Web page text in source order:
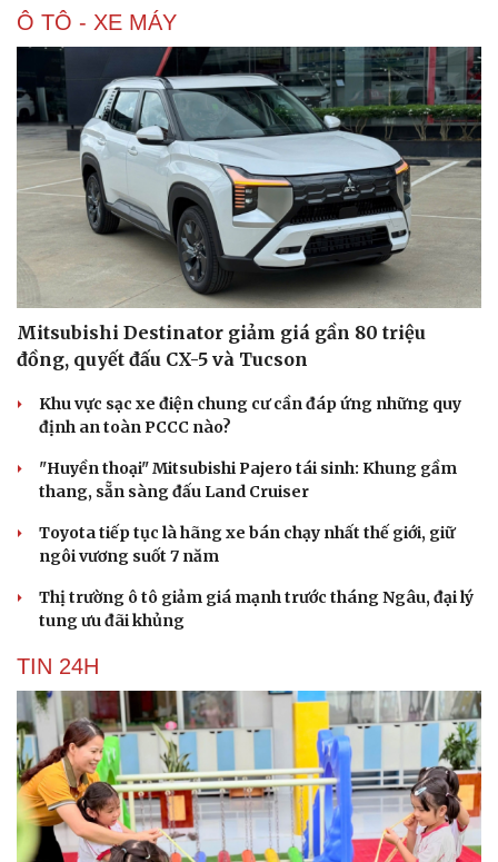
Ô TÔ - XE MÁY
Mitsubishi Destinator giảm giá gần 80 triệu
đồng, quyết đấu CX-5 và Tucson
Khu vực sạc xe điện chung cư cần đáp ứng những quy
định an toàn PCCC nào?
"Huyền thoại" Mitsubishi Pajero tái sinh: Khung gầm
thang, sẵn sàng đấu Land Cruiser
Toyota tiếp tục là hãng xe bán chạy nhất thế giới, giữ
ngôi vương suốt 7 năm
Thị trường ô tô giảm giá mạnh trước tháng Ngâu, đại lý
tung ưu đãi khủng
TIN 24H